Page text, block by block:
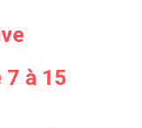
7 à 15